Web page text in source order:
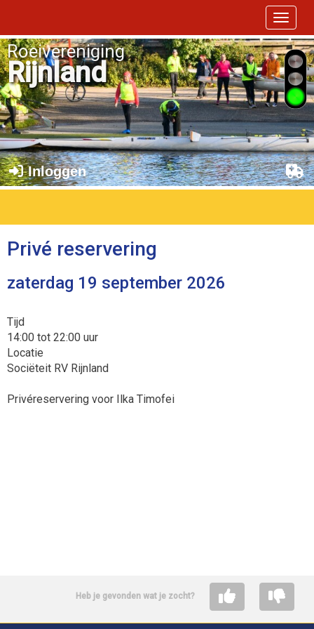
Toggle
Roeivereniging
Rijnland
Inloggen
Privé reservering
zaterdag 19 september 2026
Tijd
14:00 tot 22:00 uur
Locatie
Sociëteit RV Rijnland
Privéreservering voor Ilka Timofei
Heb je gevonden wat je zocht?